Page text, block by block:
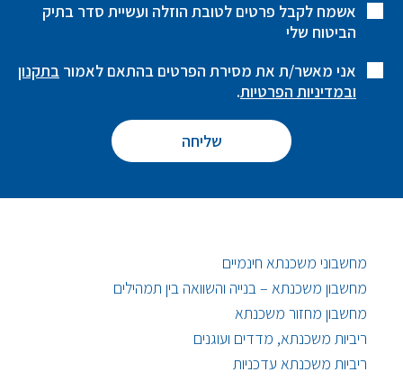
אשמח לקבל פרטים לטובת הוזלה ועשיית סדר בתיק
הביטוח שלי
אני מאשר/ת את מסירת הפרטים בהתאם לאמור בתקנון
ובמדיניות הפרטיות.
מחשבוני משכנתא חינמיים
מחשבון משכנתא – בנייה והשוואה בין תמהילים
מחשבון מחזור משכנתא
ריביות משכנתא, מדדים ועוגנים
ריביות משכנתא עדכניות